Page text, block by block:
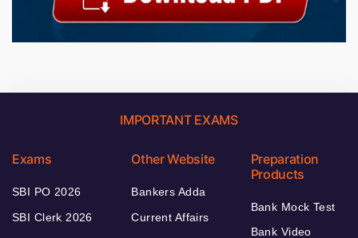
IMPORTANT EXAMS
Exams
SBI PO 2026
SBI Clerk 2026
Other Website
Bankers Adda
Current Affairs
Preparation
Products
Bank Mock Test
Bank Video